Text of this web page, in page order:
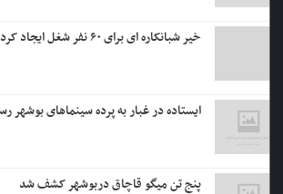
خیر شبانکاره ای برای ۶۰ نفر شغل ایجاد کرد+عکس
ایستاده در غبار به پرده سینماهای بوشهر رسید
پنج تن میگو قاچاق دربوشهر کشف شد